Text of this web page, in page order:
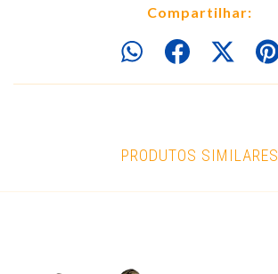
Compartilhar:
PRODUTOS SIMILARES